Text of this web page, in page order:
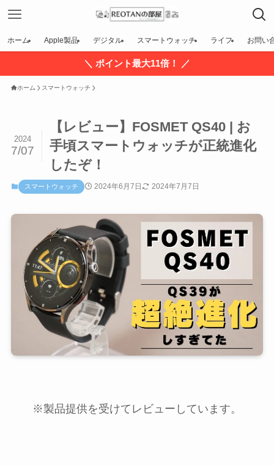
ホーム Apple製品 デジタル スマートウォッチ ライフ お問い
＼ ポイント最大11倍！ ／
ホーム スマートウォッチ
【レビュー】FOSMET QS40 | お
手頃スマートウォッチが正統進化
したぞ！
2024
7/07
スマートウォッチ 2024年6月7日 2024年7月7日
※製品提供を受けてレビューしています。